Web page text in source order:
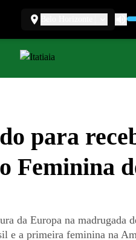
para
Feminina
da Europa na madrugada
e a primeira feminina na